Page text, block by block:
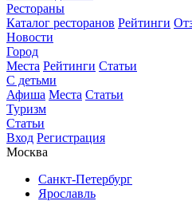
Рестораны
Каталог ресторанов Рейтинги
Новости
Город
Места Рейтинги Статьи
С детьми
Афиша Места Статьи
Туризм
Статьи
Вход Регистрация
Москва
Санкт-Петербург
Ярославль